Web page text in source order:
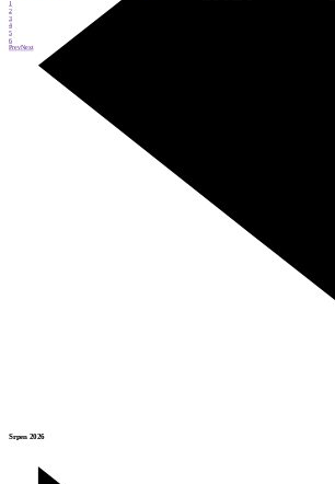
Srpen 2026
1
2
3
4
5
6
PrevNext